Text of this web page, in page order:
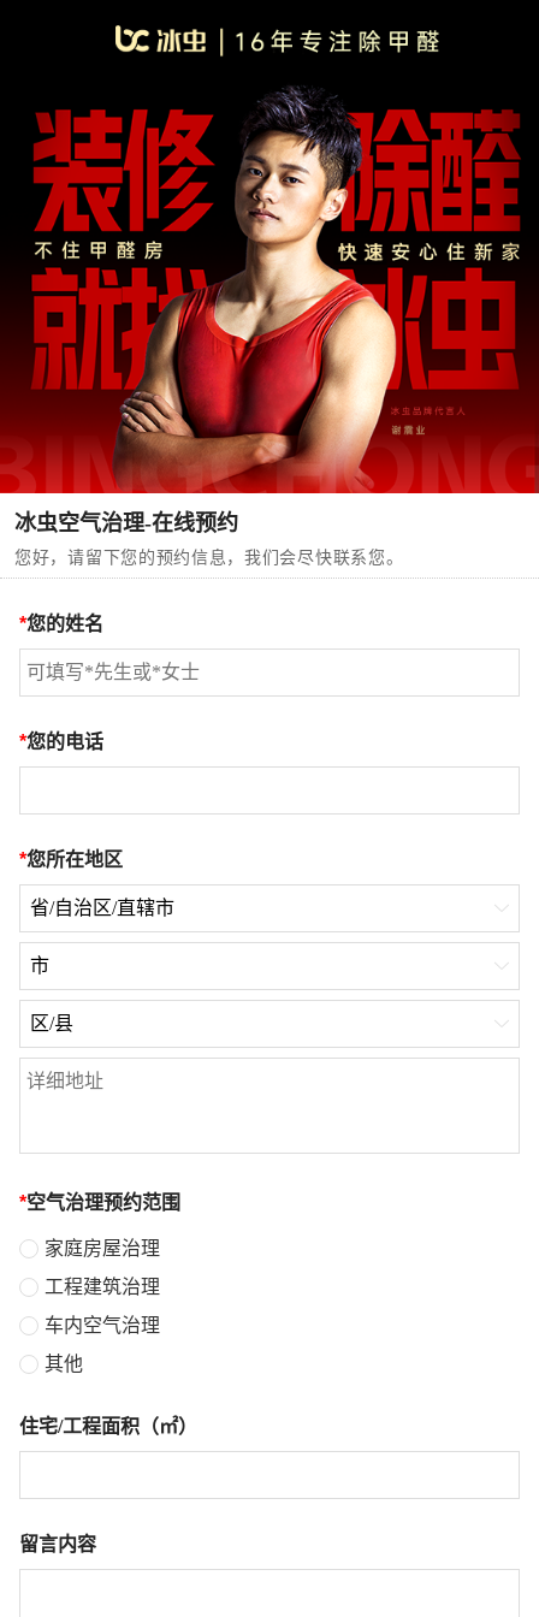
冰虫空气治理-在线预约
您好，请留下您的预约信息，我们会尽快联系您。
*您的姓名
*您的电话
*您所在地区
省/自治区/直辖市 
市 
区/县 
*空气治理预约范围
家庭房屋治理
工程建筑治理
车内空气治理
其他
住宅/工程面积（㎡）
留言内容